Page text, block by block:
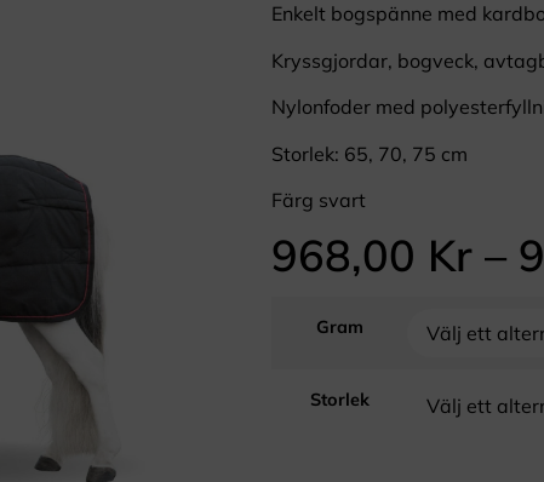
Enkelt bogspänne med
Kryssgjordar, bogveck,
Nylonfoder med
Storlek: 65, 70, 75 cm
Färg svart
968,00 Kr –
Gram
Storlek